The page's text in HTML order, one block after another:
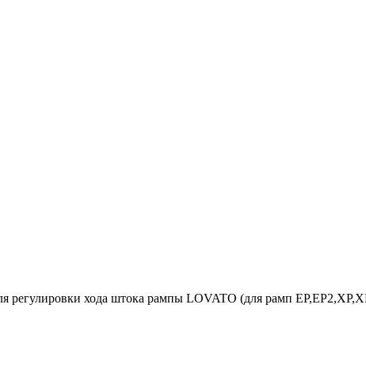
регулировки хода штока рампы LOVATO (для рамп